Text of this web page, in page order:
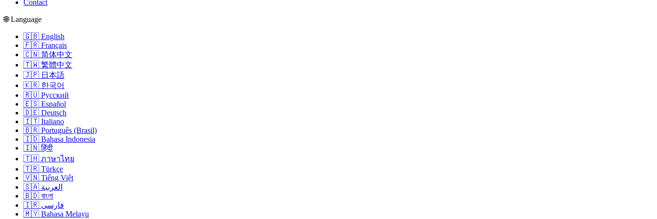
Contact
🌐 Language
🇬🇧 English
🇫🇷 Français
🇨🇳 简体中文
🇹🇼 繁體中文
🇯🇵 日本語
🇰🇷 한국어
🇷🇺 Русский
🇪🇸 Español
🇩🇪 Deutsch
🇮🇹 Italiano
🇧🇷 Português (Brasil)
🇮🇩 Bahasa Indonesia
🇮🇳 हिंदी
🇹🇭 ภาษาไทย
🇹🇷 Türkçe
🇻🇳 Tiếng Việt
🇸🇦 العربية
🇧🇩 বাংলা
🇮🇷 فارسی
🇲🇾 Bahasa Melayu